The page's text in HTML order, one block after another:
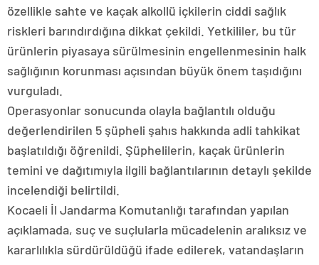
özellikle sahte ve kaçak alkollü içkilerin ciddi sağlık
riskleri barındırdığına dikkat çekildi. Yetkililer, bu tür
ürünlerin piyasaya sürülmesinin engellenmesinin halk
sağlığının korunması açısından büyük önem taşıdığını
vurguladı.
Operasyonlar sonucunda olayla bağlantılı olduğu
değerlendirilen 5 şüpheli şahıs hakkında adli tahkikat
başlatıldığı öğrenildi. Şüphelilerin, kaçak ürünlerin
temini ve dağıtımıyla ilgili bağlantılarının detaylı şekilde
incelendiği belirtildi.
Kocaeli İl Jandarma Komutanlığı tarafından yapılan
açıklamada, suç ve suçlularla mücadelenin aralıksız ve
kararlılıkla sürdürüldüğü ifade edilerek, vatandaşların